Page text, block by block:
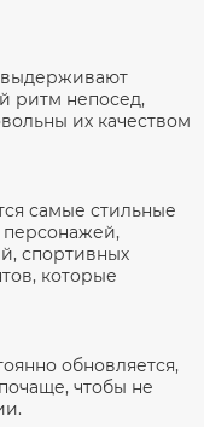
выдерживают
ритм непосед,
их качеством
самые стильные
спортивных
которые
обновляется,
чтобы не